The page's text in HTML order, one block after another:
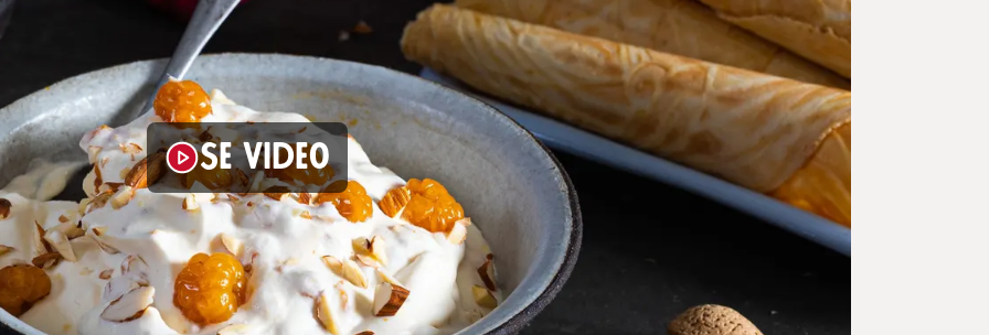
Se video